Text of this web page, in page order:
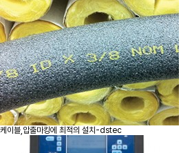
케이블,압출마킹에 최적의 설치-dstec